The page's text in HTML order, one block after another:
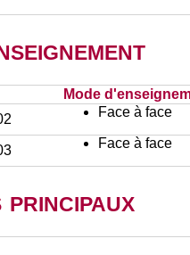
Mode
Face à face
Face à face